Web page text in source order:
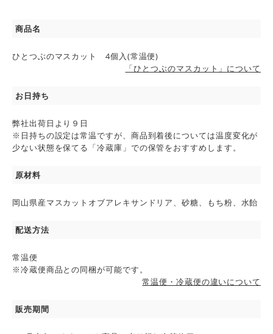
商品名
ひとつぶのマスカット 4個入(常温便)
「ひとつぶのマスカット」について
お日持ち
弊社出荷日より９日
※日持ちの設定は常温ですが、商品到着後については温度変化が
少ない状態を保てる「冷蔵庫」での保管をおすすめします。
原材料
岡山県産マスカットオブアレキサンドリア、砂糖、もち粉、水飴
配送方法
常温便
※冷蔵便商品との同梱が可能です。
常温便・冷蔵便の違いについて
販売期間